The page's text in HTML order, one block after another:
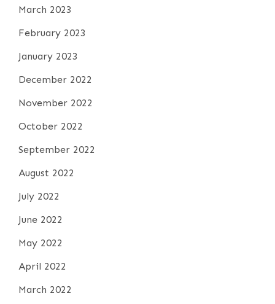
March 2023
February 2023
January 2023
December 2022
November 2022
October 2022
September 2022
August 2022
July 2022
June 2022
May 2022
April 2022
March 2022